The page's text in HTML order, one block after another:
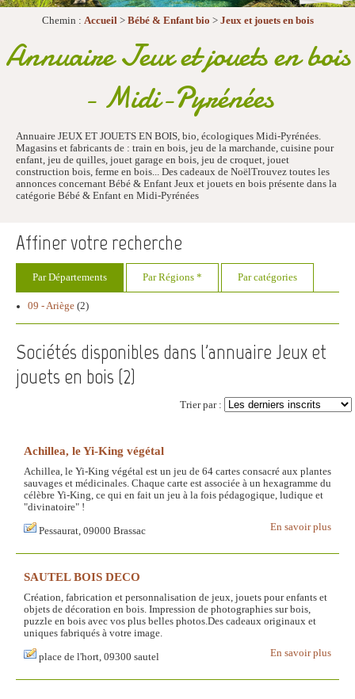
Chemin : Accueil> Bébé & Enfant bio > Jeux et jouets en bois
Annuaire Jeux et jouets en bois
- Midi-Pyrénées
Annuaire JEUX ET JOUETS EN BOIS, bio, écologiques Midi-Pyrénées.
Magasins et fabricants de : train en bois, jeu de la marchande, cuisine pour
enfant, jeu de quilles, jouet garage en bois, jeu de croquet, jouet
construction bois, ferme en bois... Des cadeaux de NoëlTrouvez toutes les
annonces concernant Bébé & Enfant Jeux et jouets en bois présente dans la
catégorie Bébé & Enfant en Midi-Pyrénées
Affiner votre recherche
Par Départements Par Régions * Par catégories
09 - Ariège (2)
Sociétés disponibles dans l'annuaire Jeux et
jouets en bois (2)
Trier par :
Achillea, le Yi-King végétal
Achillea, le Yi-King végétal est un jeu de 64 cartes consacré aux plantes
sauvages et médicinales. Chaque carte est associée à un hexagramme du
célèbre Yi-King, ce qui en fait un jeu à la fois pédagogique, ludique et
"divinatoire" !
En savoir plus
Pessaurat, 09000 Brassac
SAUTEL BOIS DECO
Création, fabrication et personnalisation de jeux, jouets pour enfants et
objets de décoration en bois. Impression de photographies sur bois,
puzzle en bois avec vos plus belles photos.Des cadeaux originaux et
uniques fabriqués à votre image.
En savoir plus
place de l'hort, 09300 sautel